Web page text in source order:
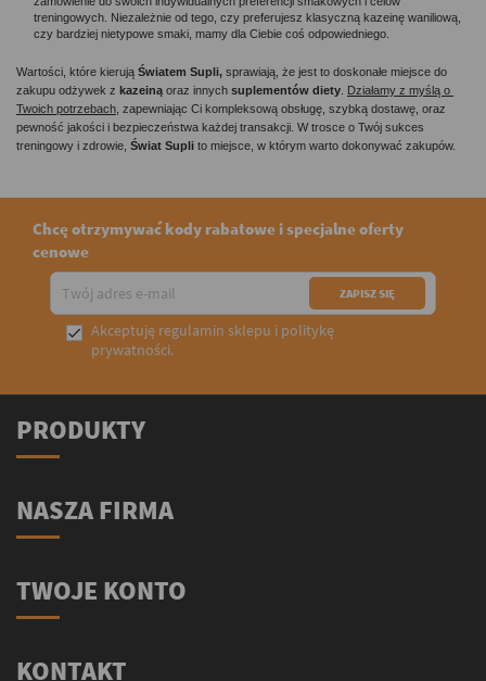
treningowych. Niezależnie od tego, czy preferujesz klasyczną kazeinę waniliową,
czy bardziej nietypowe smaki, mamy dla Ciebie coś odpowiedniego.
Wartości, które kierują Światem Supli, sprawiają, że jest to doskonałe miejsce do
zakupu odżywek z kazeiną oraz innych suplementów diety Działamy z myślą o
Twoich potrzebach , zapewniając Ci kompleksową obsługę, szybką dostawę, oraz
pewność jakości i bezpieczeństwa każdej transakcji. W trosce o Twój sukces
treningowy i zdrowie, Świat Supli to miejsce, w którym warto dokonywać zakupów.
Chcę otrzymywać kody rabatowe i specjalne oferty
cenowe
 Akceptuję regulamin sklepu i politykę
prywatności.
PRODUKTY
NASZA FIRMA
TWOJE KONTO
KONTAKT